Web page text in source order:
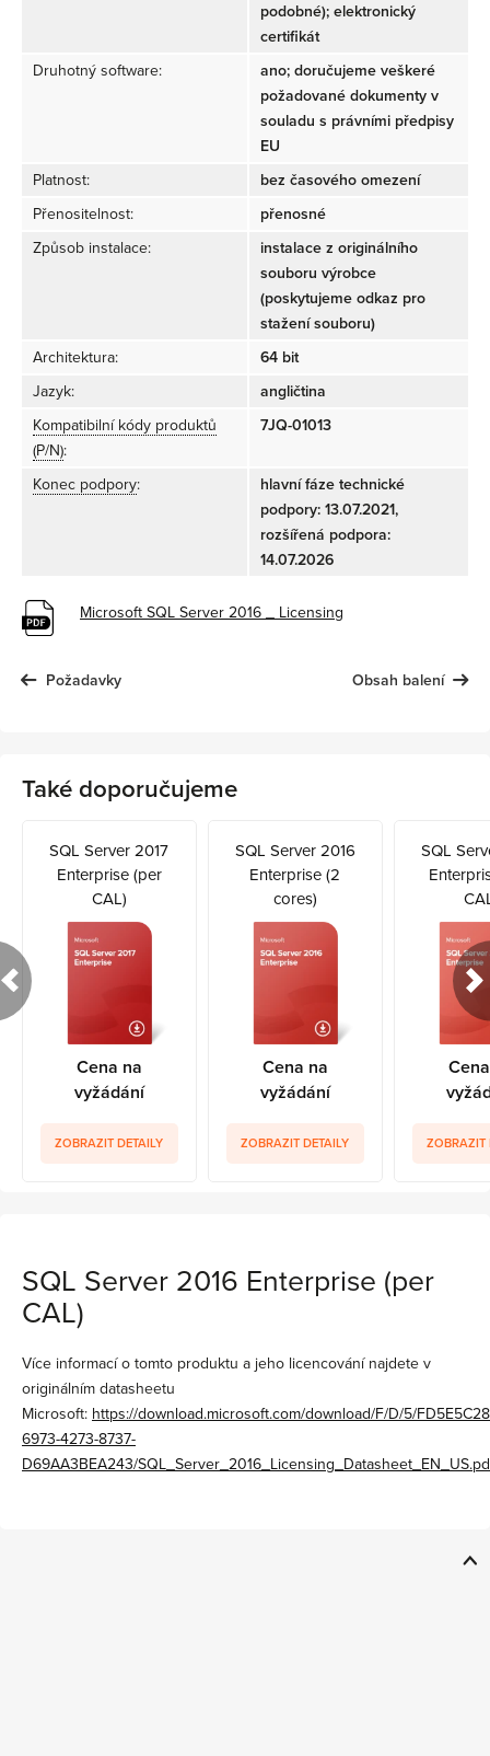
podobné); elektronický
certifikát
Druhotný software:
ano; doručujeme veškeré
požadované dokumenty v
souladu s právními předpisy
EU
Platnost:
bez časového omezení
Přenositelnost:
přenosné
Způsob instalace:
instalace z originálního
souboru výrobce
(poskytujeme odkaz pro
stažení souboru)
Architektura:
64 bit
Jazyk:
angličtina
Kompatibilní kódy produktů
(P/N):
7JQ-01013
Konec podpory:
hlavní fáze technické
podpory: 13.07.2021,
rozšířená podpora:
14.07.2026
Microsoft SQL Server 2016 _ Licensing
Požadavky Obsah balení
Také doporučujeme
SQL Server 2017
Enterprise (per
CAL)
Cena na
vyžádání
ZOBRAZIT DETAILY
SQL Server 2016
Enterprise (2
cores)
Cena na
vyžádání
ZOBRAZIT DETAILY
SQL
ZOBRAZIT
SQL Server 2016 Enterprise (per
CAL)
Více informací o tomto produktu a jeho licencování najdete v
originálním datasheetu
Microsoft: https://download.microsoft.com/download/F/D/5/
6973-4273-8737-
D69AA3BEA243/